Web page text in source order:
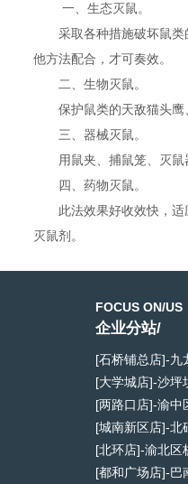
一、生态灭鼠。
采取各种措施破坏鼠
他方法配合，才可奏效。
二、生物灭鼠。
保护鼠类的天敌猫头
三、器械灭鼠。
用鼠夹、捕鼠笼、灭
四、药物灭鼠。
此法效果好收效快，
灭鼠剂。
FOCUS ON/US
企业分站/
[石桥铺总店]-九
[大学城店]-沙坪
[两路口店]-渝中
[城南新区店]-北
[北环店]-渝北区
[都和广场店]-巴